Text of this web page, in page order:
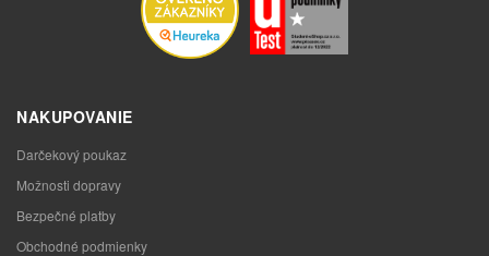
NAKUPOVANIE
Darčekový poukaz
Možnosti dopravy
Bezpečné platby
Obchodné podmienky